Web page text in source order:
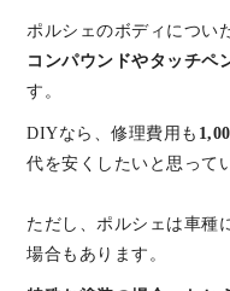
ポルシェのボディについ
コンパウンドやタッチペ
す。
DIYなら、修理費用も
代を安くしたいと思って
ただし、ポルシェは車種
場合もあります。